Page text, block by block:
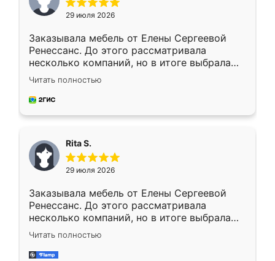
29 июля 2026
Заказывала мебель от Елены Сергеевой
Ренессанс. До этого рассматривала
несколько компаний, но в итоге выбрала
эту. Сначала обговорили условия, потом
приехал замерщик, всё спокойно объяснил
и снял размеры. Изготовили в срок, с
каких-либо доработок. Качеством осталась
довольна, все выглядит так, как и ожидала.
Читать полностью
Rita S.
29 июля 2026
Заказывала мебель от Елены Сергеевой
Ренессанс. До этого рассматривала
несколько компаний, но в итоге выбрала
эту. Сначала обговорили условия, потом
приехал замерщик, всё спокойно объяснил
и снял размеры. Изготовили в срок, с
Читать полностью